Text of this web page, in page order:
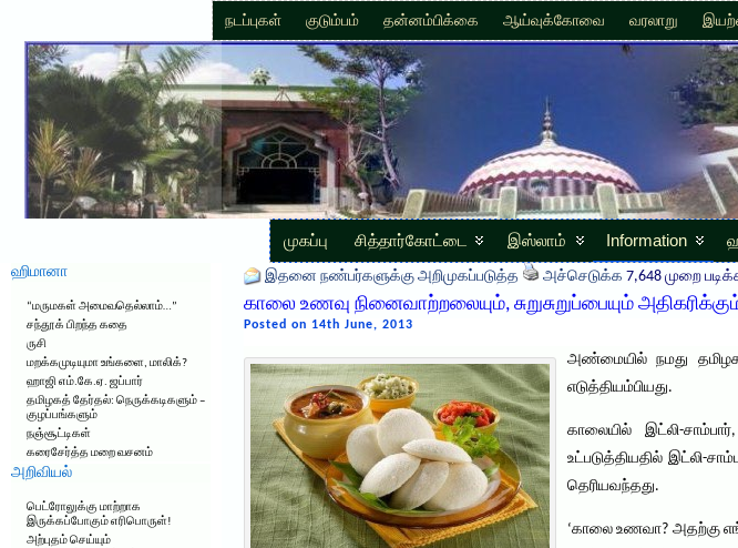
நடப்புகள் குடும்பம் தன்னம்பிக்கை ஆய்வுக்கோவை வரலாறு
முகப்பு சித்தார்கோட்டை இஸ்லாம் Information
ஹிமானா
“மருமகள் அமைவதெல்லாம்…”
சந்தூக் பிறந்த கதை
ருசி
மறக்கமுடியுமா உங்களை, மாலிக்?
ஹாஜி எம்.கே.ஏ. ஜப்பார்
தமிழகத் தேர்தல்: நெருக்கடிகளும் –
குழப்பங்களும்
நஞ்சூட்டிகள்
கரைசேர்த்த மறை வசனம்
அறிவியல்
பெட்ரோலுக்கு மாற்றாக
இருக்கப்போகும் எரிபொருள்!
அற்புதம் செய்யும்
இதனை நண்பர்களுக்கு அறிமுகப்படுத்த அச்செடுக்க 7,648 முறை
காலை உணவு நினைவாற்றலையும், சுறுசுறுப்பையும்
Posted on 14th June, 2013
அண்மையில் நமது
எடுத்தியம்பியது.
காலையில் இட்லி-
உட்படுத்தியதில் இட்லி-
தெரியவந்தது.
‘காலை உணவா? அதற்கு